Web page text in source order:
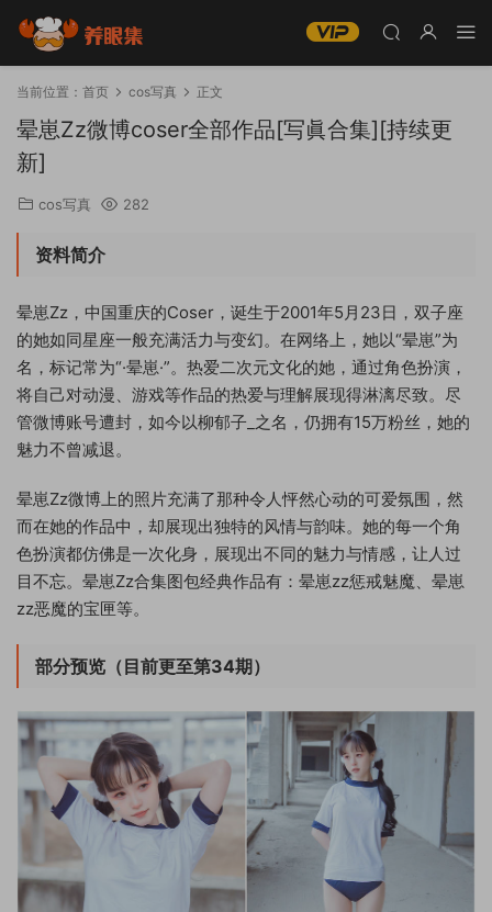
当前位置： 首页 cos写真 正文
晕崽Zz微博coser全部作品[写眞合集][持续更
新]
cos写真 282
资料简介
晕崽Zz，中国重庆的Coser，诞生于2001年5月23日，双子座
的她如同星座一般充满活力与变幻。在网络上，她以“晕崽”为
名，标记常为“·晕崽·”。热爱二次元文化的她，通过角色扮演，
将自己对动漫、游戏等作品的热爱与理解展现得淋漓尽致。尽
管微博账号遭封，如今以柳郁子_之名，仍拥有15万粉丝，她的
魅力不曾减退。
晕崽Zz微博上的照片充满了那种令人怦然心动的可爱氛围，然
而在她的作品中，却展现出独特的风情与韵味。她的每一个角
色扮演都仿佛是一次化身，展现出不同的魅力与情感，让人过
目不忘。晕崽Zz合集图包经典作品有：晕崽zz惩戒魅魔、晕崽
zz恶魔的宝匣等。
部分预览（目前更至第34期）